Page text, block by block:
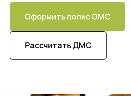
Оформить полис ОМС
Рассчитать ДМС